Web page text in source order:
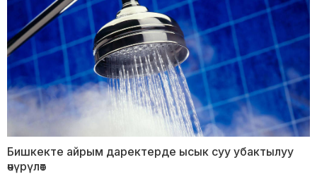
Бишкекте айрым даректерде ысык суу убактылуу
өчүрүлөт